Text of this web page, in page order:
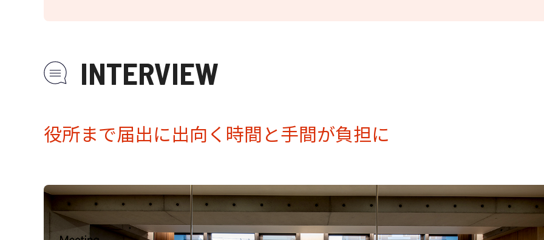
INTERVIEW
役所まで届出に出向く時間と手間が負担に